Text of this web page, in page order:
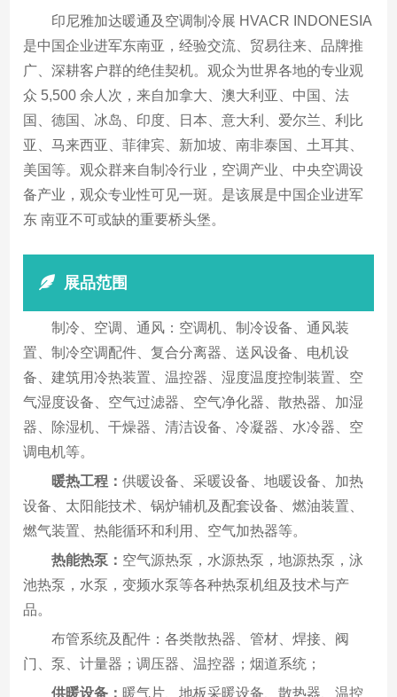
印尼雅加达暖通及空调制冷展 HVACR INDONESIA
是中国企业进军东南亚，经验交流、贸易往来、品牌推
广、深耕客户群的绝佳契机。观众为世界各地的专业观
众 5,500 余人次，来自加拿大、澳大利亚、中国、法
国、德国、冰岛、印度、日本、意大利、爱尔兰、利比
亚、马来西亚、菲律宾、新加坡、南非泰国、土耳其、
美国等。观众群来自制冷行业，空调产业、中央空调设
备产业，观众专业性可见一斑。是该展是中国企业进军
东 南亚不可或缺的重要桥头堡。
展品范围
制冷、空调、通风：空调机、制冷设备、通风装
置、制冷空调配件、复合分离器、送风设备、电机设
备、建筑用冷热装置、温控器、湿度温度控制装置、空
气湿度设备、空气过滤器、空气净化器、散热器、加湿
器、除湿机、干燥器、清洁设备、冷凝器、水冷器、空
调电机等。
暖热工程：供暖设备、采暖设备、地暖设备、加热
设备、太阳能技术、锅炉辅机及配套设备、燃油装置、
燃气装置、热能循环和利用、空气加热器等。
热能热泵： 空气源热泵，水源热泵，地源热泵，泳
池热泵，水泵，变频水泵等各种热泵机组及技术与产
品。
布管系统及配件：各类散热器、管材、焊接、阀
门、泵、计量器；调压器、温控器；烟道系统；
供暖设备： 暖气片、地板采暖设备、散热器、温控